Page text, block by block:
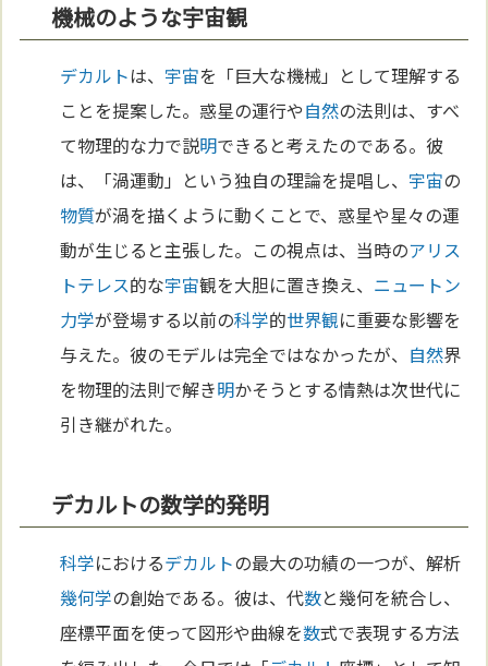
機械のような宇宙観
デカルトは、 宇宙を「巨大な機械」として理解する
ことを提案した。惑星の運行や自然の法則は、すべ
て物理的な力で説明できると考えたのである。彼
は、「渦運動」という独自の理論を提唱し、 宇宙の
物質が渦を描くように動くことで、惑星や星々の運
動が生じると主張した。この視点は、当時のアリス
トテレス的な宇宙観を大胆に置き換え、 ニュートン
力学が登場する以前の科学的世界観に重要な影響を
与えた。彼のモデルは完全ではなかったが、 自然界
を物理的法則で解き明かそうとする情熱は次世代に
引き継がれた。
デカルトの数学的発明
科学におけるデカルトの最大の功績の一つが、解析
幾何学の創始である。彼は、代数と幾何を統合し、
座標平面を使って図形や曲線を数式で表現する方法